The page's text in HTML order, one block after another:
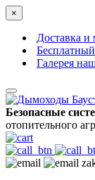
×
Доставка
Галерея
Безопасные
отопительного